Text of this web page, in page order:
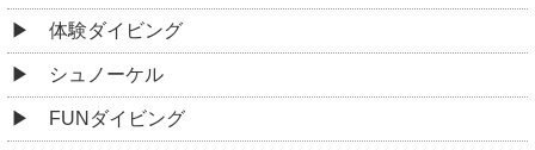
体験ダイビング
シュノーケル
FUNダイビング